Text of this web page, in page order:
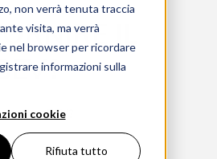
non verrà tenuta traccia
visita, ma verrà
nel browser per ricordare
informazioni sulla
cookie
Rifiuta tutto
IL
BEV?